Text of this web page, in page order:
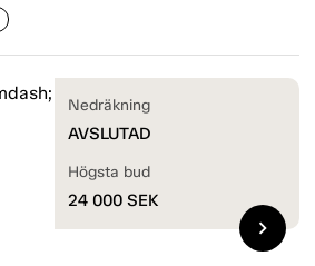
Nedräkning
AVSLUTAD
Högsta bud
24 000 SEK
chevron_right